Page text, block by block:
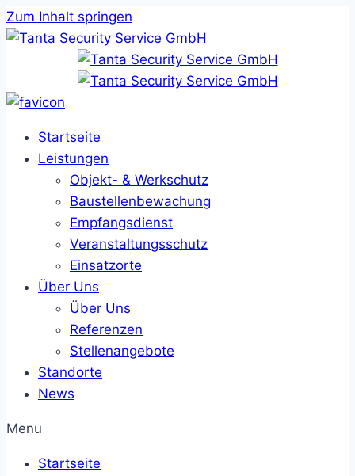
Zum Inhalt springen
Startseite
Leistungen
Objekt- & Werkschutz
Baustellenbewachung
Empfangsdienst
Veranstaltungsschutz
Einsatzorte
Über Uns
Über Uns
Referenzen
Stellenangebote
Standorte
News
Menu
Startseite